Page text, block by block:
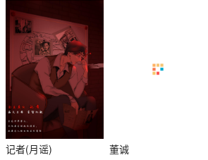
记者(月谣) 董诚